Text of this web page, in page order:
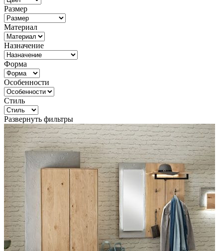
Размер
Материал
Назначение
Форма
Особенности
Стиль
Развернуть фильтры